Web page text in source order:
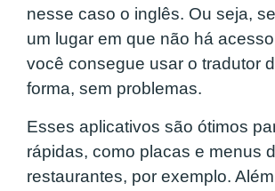
nesse caso o inglês. Ou seja,
um lugar em que não há
você consegue usar o tradutor
forma, sem problemas.
Esses aplicativos são ótimos
rápidas, como placas e menus
restaurantes, por exemplo.